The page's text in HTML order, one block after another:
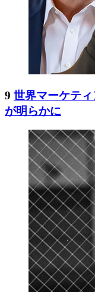
9 世界マーケテ
が明らかに